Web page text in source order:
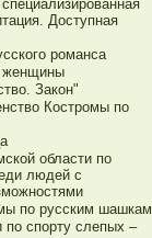
Доступная
романса
женщины
Закон"
Костромы по
области по
людей с
по русским шашкам
по спорту слепых –